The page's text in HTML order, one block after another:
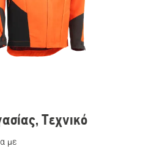
Τεχνικό
με